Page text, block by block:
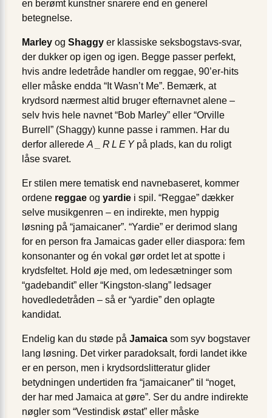
en berømt kunstner snarere end en generel
betegnelse.
Marley og Shaggy er klassiske seksbogstavs-svar,
der dukker op igen og igen. Begge passer perfekt,
hvis andre ledetråde handler om reggae, 90’er-hits
eller måske endda “It Wasn’t Me”. Bemærk, at
krydsord nærmest altid bruger efternavnet alene –
selv hvis hele navnet “Bob Marley” eller “Orville
Burrell” (Shaggy) kunne passe i rammen. Har du
derfor allerede A _ R L E Ypå plads, kan du roligt
låse svaret.
Er stilen mere tematisk end navnebaseret, kommer
ordene reggae og yardie i spil. “Reggae” dækker
selve musikgenren – en indirekte, men hyppig
løsning på “jamaicaner”. “Yardie” er derimod slang
for en person fra Jamaicas gader eller diaspora: fem
konsonanter og én vokal gør ordet let at spotte i
krydsfeltet. Hold øje med, om ledesætninger som
“gadebandit” eller “Kingston-slang” ledsager
hovedledetråden – så er “yardie” den oplagte
kandidat.
Endelig kan du støde på Jamaica som syv bogstaver
lang løsning. Det virker paradoksalt, fordi landet ikke
er en person, men i krydsordslitteratur glider
betydningen undertiden fra “jamaicaner” til “noget,
der har med Jamaica at gøre”. Ser du andre indirekte
nøgler som “Vestindisk østat” eller måske